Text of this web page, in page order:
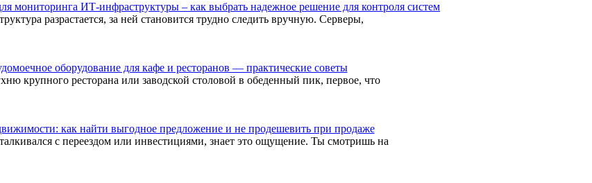
мониторинга ИТ-инфраструктуры – как выбрать надежное решение для контроля систем
разрастается, за ней становится трудно следить вручную. Серверы,
оборудование для кафе и ресторанов — практические советы
крупного ресторана или заводской столовой в обеденный пик, первое, что
как найти выгодное предложение и не продешевить при продаже
с переездом или инвестициями, знает это ощущение. Ты смотришь на